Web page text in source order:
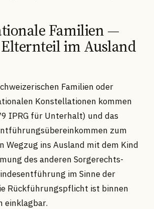
Familien —
im Ausland
Familien oder
Konstellationen kommen
IPRG für Unterhalt) und das
zum
Wegzug ins Ausland mit dem Kind
des anderen Sorgerechts-
im Sinne der
Rückführungspflicht ist binnen
einklagbar.